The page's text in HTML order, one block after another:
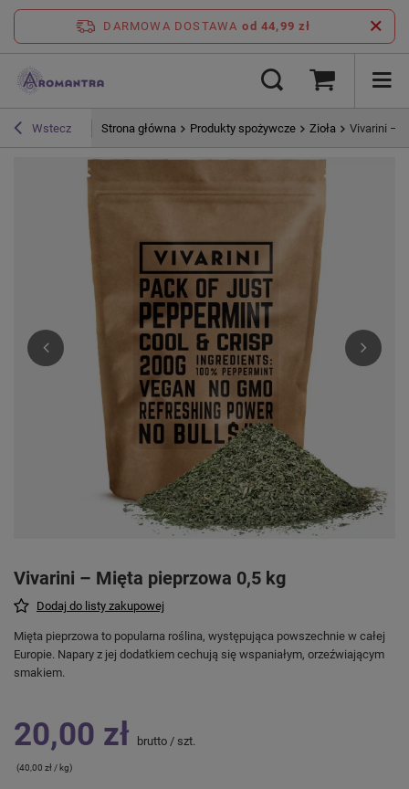
DARMOWA DOSTAWA od 44,99 zł
Wstecz Strona główna Produkty spożywcze Zioła Vivarini –
Vivarini – Mięta pieprzowa 0,5 kg
Dodaj do listy zakupowej
Mięta pieprzowa to popularna roślina, występująca powszechnie w całej
Europie. Napary z jej dodatkiem cechują się wspaniałym, orzeźwiającym
smakiem.
20,00 zł brutto / szt.
(40,00 zł / kg)